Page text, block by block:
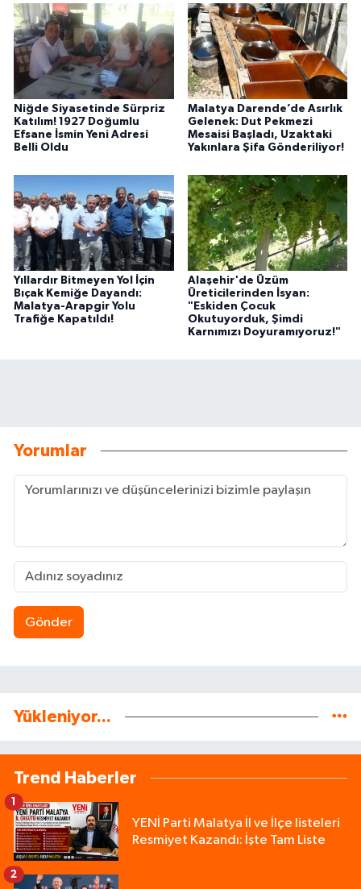
Niğde Siyasetinde Sürpriz
Katılım! 1927 Doğumlu
Efsane İsmin Yeni Adresi
Belli Oldu
Malatya Darende’de Asırlık
Gelenek: Dut Pekmezi
Mesaisi Başladı, Uzaktaki
Yakınlara Şifa Gönderiliyor!
Yıllardır Bitmeyen Yol İçin
Bıçak Kemiğe Dayandı:
Malatya-Arapgir Yolu
Trafiğe Kapatıldı!
Alaşehir'de Üzüm
Üreticilerinden İsyan:
"Eskiden Çocuk
Okutuyorduk, Şimdi
Karnımızı Doyuramıyoruz!"
Yorumlar
Gönder
Yükleniyor...
Trend Haberler
YENİ Parti Malatya İl ve İlçe listeleri
Resmiyet Kazandı: İşte Tam Liste
1
2